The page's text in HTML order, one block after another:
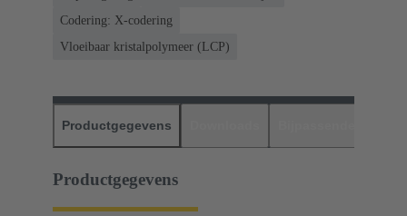
Codering: X-codering
Vloeibaar kristalpolymeer (LCP)
Productgegevens
Productgegevens